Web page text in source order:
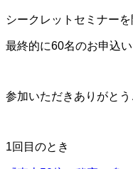
シークレットセミナー
最終的に60名のお申込
参加いただきありがと
1回目のとき